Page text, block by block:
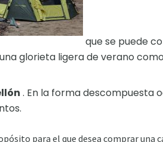
que se puede
glorieta ligera de verano
. En la forma descompuesta
para el que desea comprar una